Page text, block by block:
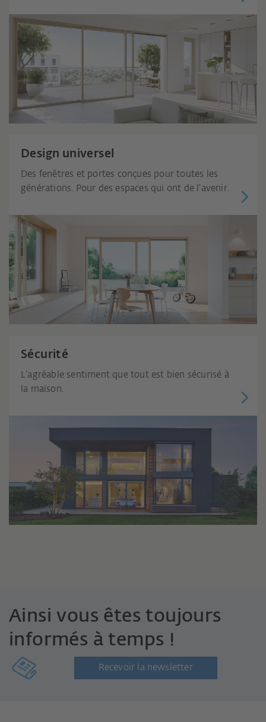
Design universel
Des fenêtres et portes conçues pour toutes les
générations. Pour des espaces qui ont de l’avenir.
Sécurité
L’agréable sentiment que tout est bien sécurisé à
la maison.
Ainsi vous êtes toujours
informés à temps !
Recevoir la newsletter